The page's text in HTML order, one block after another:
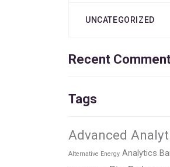
UNCATEGORIZED
Recent
Tags
Advanced
Alternative Energy Analytics